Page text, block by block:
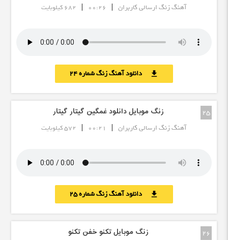
آهنگ زنگ ارسالی کاربران |
00:26
| 682 کیلوبایت
download دانلود آهنگ زنگ شماره 24
25 زنگ موبایل دانلود غمگین گیتار گیتار
آهنگ زنگ ارسالی کاربران |
00:21
| 572 کیلوبایت
download دانلود آهنگ زنگ شماره 25
26 زنگ موبایل تکنو خفن تکنو